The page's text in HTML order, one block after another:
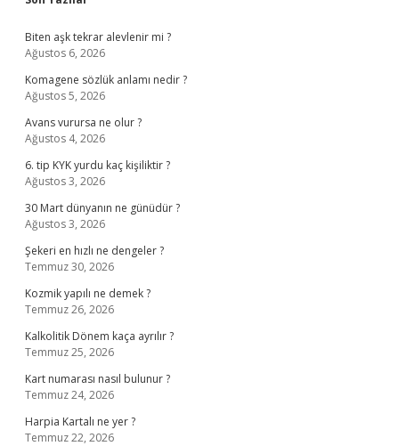
Sidebar
Biten aşk tekrar alevlenir mi ?
Ağustos 6, 2026
Komagene sözlük anlamı nedir ?
Ağustos 5, 2026
Avans vurursa ne olur ?
Ağustos 4, 2026
6. tip KYK yurdu kaç kişiliktir ?
Ağustos 3, 2026
30 Mart dünyanın ne günüdür ?
Ağustos 3, 2026
Şekeri en hızlı ne dengeler ?
Temmuz 30, 2026
Kozmik yapılı ne demek ?
Temmuz 26, 2026
Kalkolitik Dönem kaça ayrılır ?
Temmuz 25, 2026
Kart numarası nasıl bulunur ?
Temmuz 24, 2026
Harpia Kartalı ne yer ?
Temmuz 22, 2026